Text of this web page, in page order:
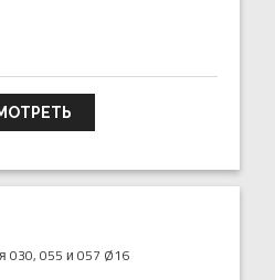
030, 055 и 057 Ø16